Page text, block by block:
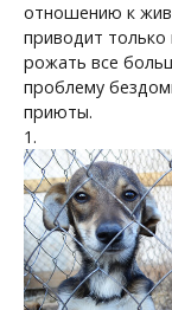
отношению к
приводит только
рожать все
проблему
приюты.
1.